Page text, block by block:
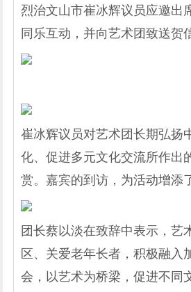
烈治文山市崔冰辉议员应邀出
同乐互动，并向艺术团致送贺
崔冰辉议员对艺术团长期弘扬
化、促进多元文化交流所作出
赏。嘉宾的到访，为活动增添
团长蔡以淡在致辞中表示，艺
区、关爱老年长者，积极融入
会，以艺术为桥梁，促进不同